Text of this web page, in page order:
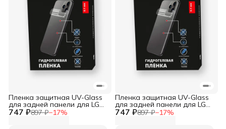
747 ₽897 ₽−17%
Пленка защитная UV-Glass
для задней панели для LG
Wing 5G 747 ₽897 ₽−17%
Пленка защитная UV-Glass
для задней панели для LG
Velvet 5G